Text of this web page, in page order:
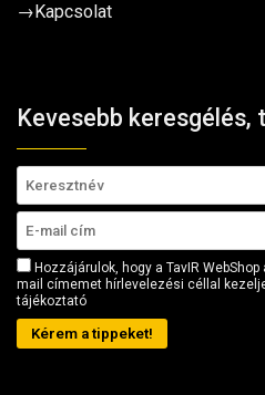
→ Kapcsolat
Kevesebb
Hozzájárulok, hogy a TavIR
mail címemet hírlevelezési céllal
tájékoztató
Kérem a tippeket!